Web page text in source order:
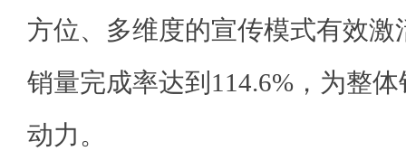
方位、多维度的宣传模式有效
销量完成率达到114.6%，为整
动力。